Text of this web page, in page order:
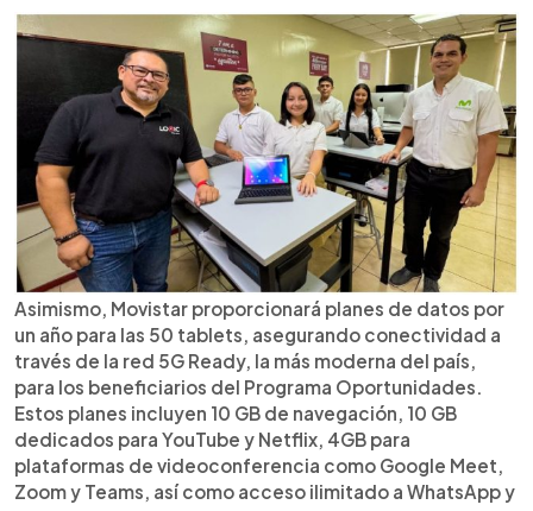
Asimismo, Movistar proporcionará planes de datos por
un año para las 50 tablets, asegurando conectividad a
través de la red 5G Ready, la más moderna del país,
para los beneficiarios del Programa Oportunidades.
Estos planes incluyen 10 GB de navegación, 10 GB
dedicados para YouTube y Netflix, 4GB para
plataformas de videoconferencia como Google Meet,
Zoom y Teams, así como acceso ilimitado a WhatsApp y